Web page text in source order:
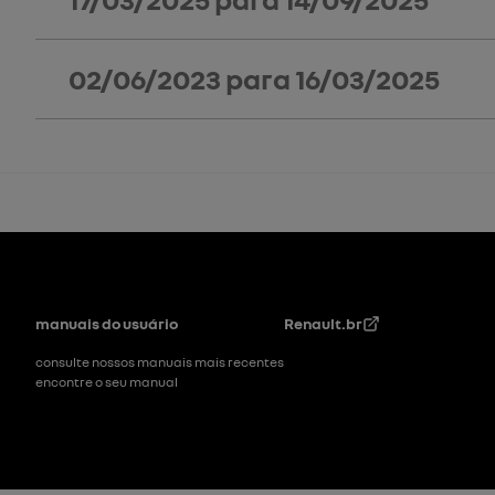
02/06/2023 para16/03/2025
Rodapé
manuais do usuário
consulte nossos manuais mais recentes
encontre o seu manual
Renault.br